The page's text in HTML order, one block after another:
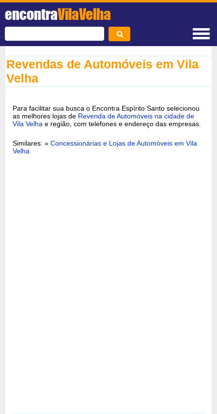
encontraVilaVelha
Revendas de Automóveis em Vila
Velha
Para facilitar sua busca o Encontra Espírito Santo selecionou
as melhores lojas de Revenda de Automóveis na cidade de
Vila Velha e região, com telefones e endereço das empresas.
Similares: »Concessionárias e Lojas de Automóveis em Vila
Velha